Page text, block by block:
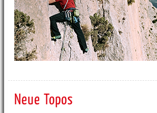
Neue Topos